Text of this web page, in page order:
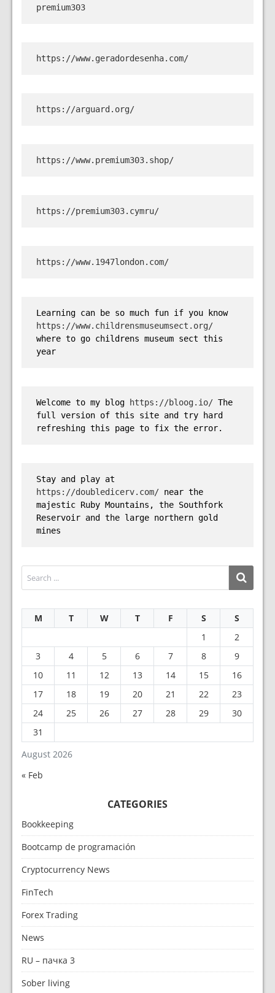
premium303
https://www.geradordesenha.com/
https://arguard.org/
https://www.premium303.shop/
https://premium303.cymru/
https://www.1947london.com/
Learning can be so much fun if you know
https://www.childrensmuseumsect.org/
where to go childrens museum sect this
year
Welcome to my blog https://bloog.io/ The
full version of this site and try hard
refreshing this page to fix the error.
https://doubledicerv.com/ near the
majestic Ruby Mountains, the Southfork
Reservoir and the large northern gold
mines
August 2026
M T W T F S
S
1
2
3
4 5 6 7 8
9
10
11 12 13 14 15
16
17
18 19 20 21 22
23
24
25 26 27 28 29
30
31
« Feb
CATEGORIES
Bookkeeping
Bootcamp de programación
Cryptocurrency News
FinTech
Forex Trading
News
RU – пачка 3
Sober living